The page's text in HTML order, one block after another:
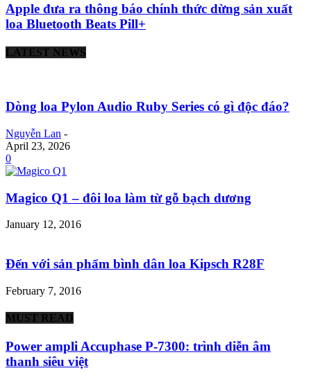
Apple đưa ra thông báo chính thức dừng sản xuất
loa Bluetooth Beats Pill+
LATEST NEWS
Dòng loa Pylon Audio Ruby Series có gì độc đáo?
Nguyễn Lan -
April 23, 2026
0
Magico Q1 – đôi loa làm từ gỗ bạch dương
January 12, 2016
Đến với sản phẩm bình dân loa Kipsch R28F
February 7, 2016
MUST READ
Power ampli Accuphase P-7300: trình diễn âm
thanh siêu việt